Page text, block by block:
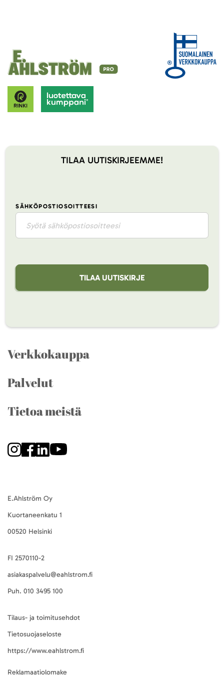
TILAA UUTISKIRJEEMME!
SÄHKÖPOSTIOSOITTEESI
TILAA UUTISKIRJE
Verkkokauppa
Palvelut
Tietoa meistä
E.Ahlström Oy
Kuortaneenkatu 1
00520 Helsinki
FI 2570110-2
asiakaspalvelu@eahlstrom.fi
Puh. 010 3495 100
Tilaus- ja toimitusehdot
Tietosuojaseloste
https://www.eahlstrom.fi
Reklamaatiolomake